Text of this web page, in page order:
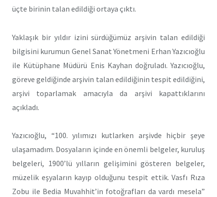
üçte birinin talan edildiği ortaya çıktı.
Yaklaşık bir yıldır izini sürdüğümüz arşivin talan edildiği
bilgisini kurumun Genel Sanat Yönetmeni Erhan Yazıcıoğlu
ile Kütüphane Müdürü Enis Kayhan doğruladı. Yazıcıoğlu,
göreve geldiğinde arşivin talan edildiğinin tespit edildiğini,
arşivi toparlamak amacıyla da arşivi kapattıklarını
açıkladı.
Yazıcıoğlu, “100. yılımızı kutlarken arşivde hiçbir şeye
ulaşamadım. Dosyaların içinde en önemli belgeler, kuruluş
belgeleri, 1900’lü yılların gelişimini gösteren belgeler,
müzelik eşyaların kayıp olduğunu tespit ettik. Vasfı Rıza
Zobu ile Bedia Muvahhit’in fotoğrafları da vardı mesela”